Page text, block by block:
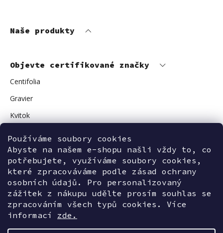
Používáme soubory cookies
Abyste na našem e-shopu našli vždy to, co
potřebujete, využíváme soubory cookies,
které zpracováváme podle zásad ochrany
osobních údajů. Pro personalizovaný
zážitek z nákupu udělte prosím souhlas se
zpracováním všech typů cookies. Více
informací zde.
Naše produkty
Objevte certifikované značky
Centifolia
Gravier
Kvitok
Avant Skincare
Sonnentor
Kontaktujte nás